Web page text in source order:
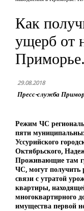
Как
ущерб от
29.08.2018
Пресс-служба
Режим ЧС
пяти
Уссурийского
Октябрьского,
Проживающие там
ЧС, могут
связи с утратой
квартиры,
многоквартирного
имущества первой